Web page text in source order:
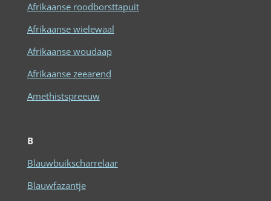
Afrikaanse roodborsttapuit
Afrikaanse wielewaal
Afrikaanse woudaap
Afrikaanse zeearend
Amethistspreeuw
B
Blauwbuikscharrelaar
Blauwfazantje